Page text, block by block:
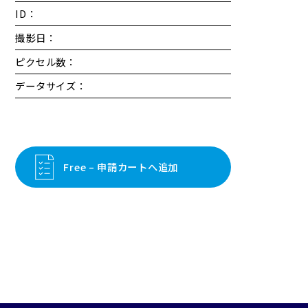
ID：
撮影日：
ピクセル数：
データサイズ：
Free – 申請カートへ追加